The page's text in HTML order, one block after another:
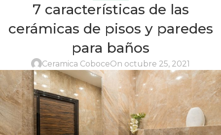
7 características de las
cerámicas de pisos y paredes
para baños
Ceramica CoboceOn octubre 25, 2021